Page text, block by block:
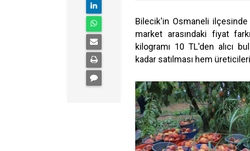
Bilecik'in Osmaneli
market arasındaki fiyat
kilogramı 10 TL'den alıcı
kadar satılması hem